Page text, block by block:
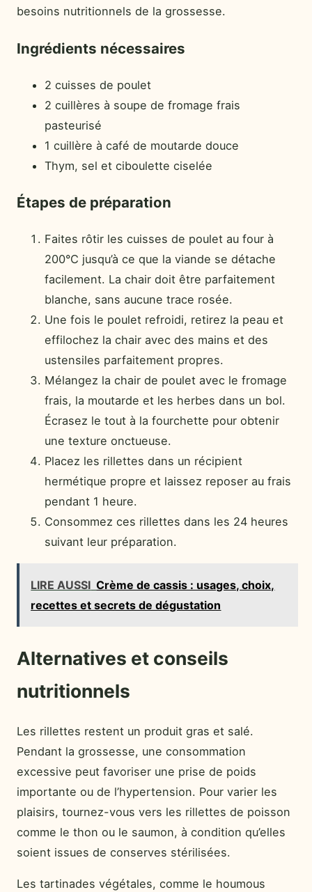
besoins nutritionnels de la grossesse.
Ingrédients nécessaires
2 cuisses de poulet
2 cuillères à soupe de fromage frais
pasteurisé
1 cuillère à café de moutarde douce
Thym, sel et ciboulette ciselée
Étapes de préparation
Faites rôtir les cuisses de poulet au four à
200°C jusqu’à ce que la viande se détache
facilement. La chair doit être parfaitement
blanche, sans aucune trace rosée.
Une fois le poulet refroidi, retirez la peau et
effilochez la chair avec des mains et des
ustensiles parfaitement propres.
Mélangez la chair de poulet avec le fromage
frais, la moutarde et les herbes dans un bol.
Écrasez le tout à la fourchette pour obtenir
une texture onctueuse.
Placez les rillettes dans un récipient
hermétique propre et laissez reposer au frais
pendant 1 heure.
Consommez ces rillettes dans les 24 heures
suivant leur préparation.
LIRE AUSSI Crème de cassis : usages, choix,
recettes et secrets de dégustation
Alternatives et conseils
nutritionnels
Les rillettes restent un produit gras et salé.
Pendant la grossesse, une consommation
excessive peut favoriser une prise de poids
importante ou de l’hypertension. Pour varier les
plaisirs, tournez-vous vers les rillettes de poisson
comme le thon ou le saumon, à condition qu’elles
soient issues de conserves stérilisées.
Les tartinades végétales, comme le houmous